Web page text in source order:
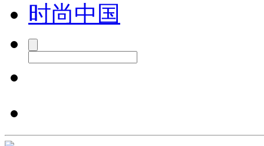
时尚中国